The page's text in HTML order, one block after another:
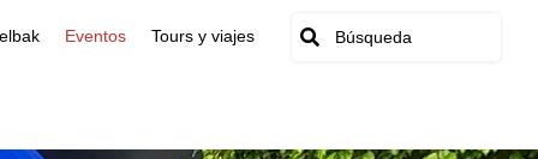
Eventos Tours y viajes